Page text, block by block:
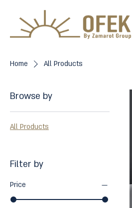
Home All Products
Browse by
All Products
Filter by
Price